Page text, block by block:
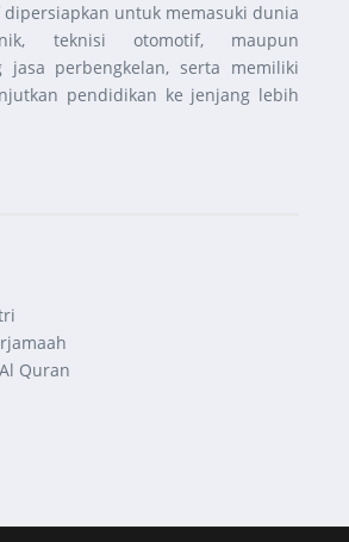
untuk memasuki dunia
teknisi otomotif, maupun
perbengkelan, serta memiliki
pendidikan ke jenjang lebih
Quran